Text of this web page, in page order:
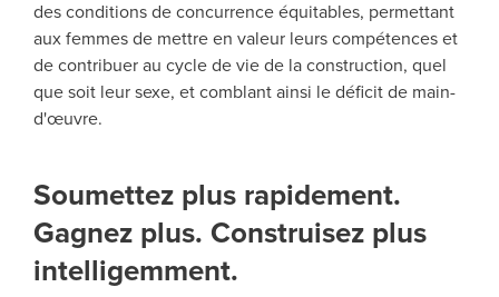
des conditions de concurrence équitables, permettant
aux femmes de mettre en valeur leurs compétences et
de contribuer au cycle de vie de la construction, quel
que soit leur sexe, et comblant ainsi le déficit de main-
d'œuvre.
Soumettez plus rapidement.
Gagnez plus. Construisez plus
intelligemment.